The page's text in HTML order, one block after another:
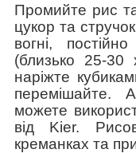
Промийте рис
цукор та
вогні,
(близько 25-30
наріжте
перемішайте.
можете
від Kier.
креманках та